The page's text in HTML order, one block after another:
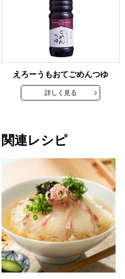
えろーうもおてごめんつゆ
詳しく見る
関連レシピ